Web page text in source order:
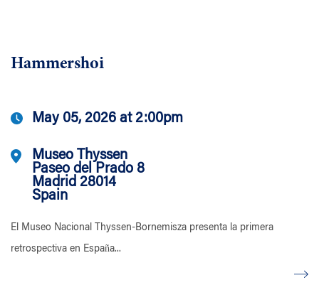
Hammershoi
May 05, 2026 at 2:00pm
Museo Thyssen
Paseo del Prado 8
Madrid 28014
Spain
El Museo Nacional Thyssen-Bornemisza presenta la primera
retrospectiva en España...